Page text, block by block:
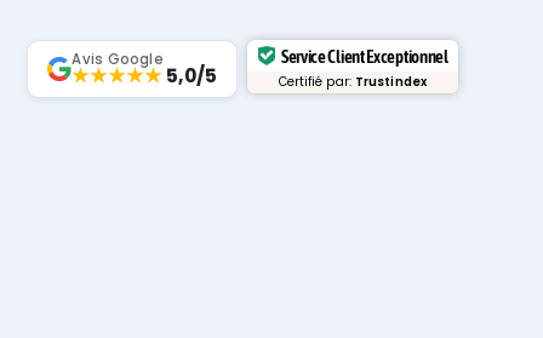
Avis Google
★★★★★5,0/5
Service Client Exceptionnel
Certifié par: Trustindex